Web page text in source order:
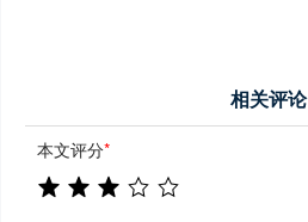
相关评论
本文评分*